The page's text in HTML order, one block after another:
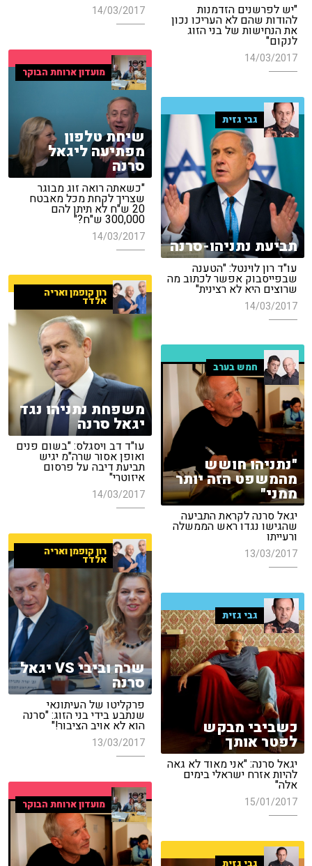
14/03/2017 "יש לפרשנים הזדמנות
להודות שהם לא העריכו נכון
את הנחישות של בני הזוג
לנקום"
14/03/2017
מועדון ארוחת הבוקר
שיחת טלפון
מפתיעה ליגאל
סרנה
"כשאתה רואה זוג מבוגר
שצריך לקחת מכל מאבטח
20 ש"ח לא תיתן להם
300,000 ש"ח?"
14/03/2017
גבי גזית
תביעת נתניהו-סרנה
עו"ד רון לוינטל: "הטענה
שבפייסבוק אפשר לכתוב מה
שרוצים היא לא רצינית"
14/03/2017
רון קופמן ואריה
אלדד
משפחת נתניהו נגד
יגאל סרנה
עו"ד דב ויסגלס: "בשום פנים
ואופן אסור שרה"מ יגיש
תביעת דיבה על פרסום
איזוטרי"
14/03/2017
חמש בערב
"נתניהו חושש
מהמשפט הזה יותר
ממני"
יגאל סרנה לקראת התביעה
שהגישו נגדו ראש הממשלה
ורעייתו
13/03/2017 רון קופמן ואריה
אלדד
שרה וביבי VS יגאל
סרנה
פרקליטו של העיתונאי
שנתבע בידי בני הזוג: "סרנה
הוא לא אויב הציבור!"
13/03/2017
גבי גזית
כשביבי מבקש
לפטר אותך
יגאל סרנה: "אני מאוד לא גאה
להיות אזרח ישראלי בימים
אלה"
15/01/2017 מועדון ארוחת הבוקר